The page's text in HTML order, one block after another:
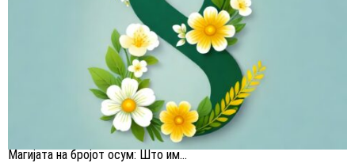
Магијата на бројот осум: Што им...